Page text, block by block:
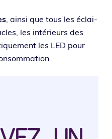
, ain­si que tous les éclai­
les inté­rieurs des
les LED pour